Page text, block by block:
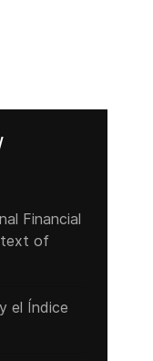
as further rail
Financial
of
el Índice